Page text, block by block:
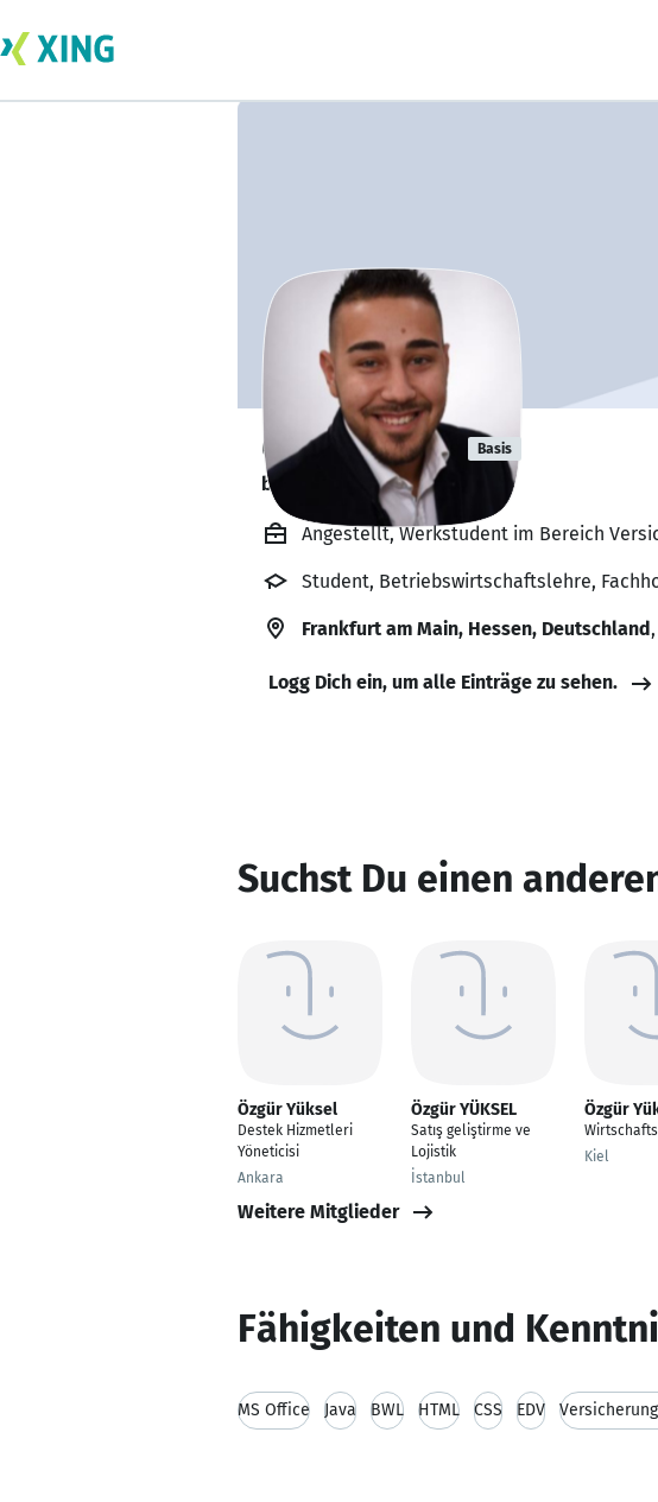
Özgür Yüksel Basis
bildet sich zurzeit weiter. 🎓
Angestellt, Werkstudent im Bereich
Student, Betriebswirtschaftslehre,
Frankfurt am Main, Hessen, Deutschland
Logg Dich ein, um alle Einträge zu sehen.
Suchst Du einen
Özgür Yüksel
Destek Hizmetleri
Yöneticisi
Ankara
Özgür YÜKSEL
Satış geliştirme ve
Lojistik
İstanbul
Özgür
Kiel
Weitere Mitglieder
Fähigkeiten und
MS Office Java BWL HTML CSS EDV